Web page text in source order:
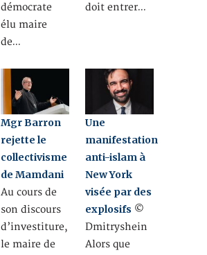
démocrate
élu maire
de…
doit entrer…
Mgr Barron
rejette le
collectivisme
de Mamdani
Au cours de
son discours
d’investiture,
le maire de
Une
manifestation
anti-islam à
New York
visée par des
explosifs ©
Dmitryshein
Alors que